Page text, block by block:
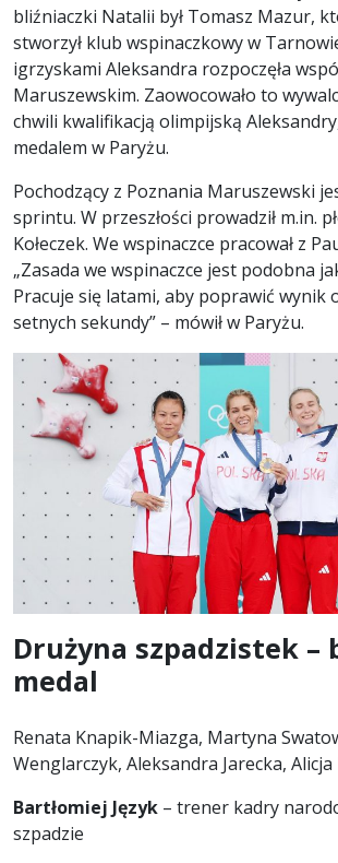
bliźniaczki Natalii był Tomasz Mazur,
stworzył klub wspinaczkowy w
igrzyskami Aleksandra rozpoczęła
Maruszewskim. Zaowocowało to
chwili kwalifikacją olimpijską
medalem w Paryżu.
Pochodzący z Poznania Maruszewski
sprintu. W przeszłości prowadził m.in.
Kołeczek. We wspinaczce pracował z
„Zasada we wspinaczce jest podobna
Pracuje się latami, aby poprawić wynik
setnych sekundy” – mówił w Paryżu.
Drużyna szpadzistek –
medal
Renata Knapik-Miazga, Martyna
Wenglarczyk, Aleksandra Jarecka, Alicja
Bartłomiej Język – trener kadry
szpadzie